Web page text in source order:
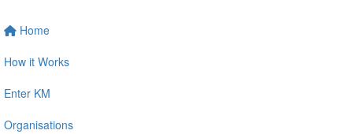
Home
How it Works
Enter KM
Organisations